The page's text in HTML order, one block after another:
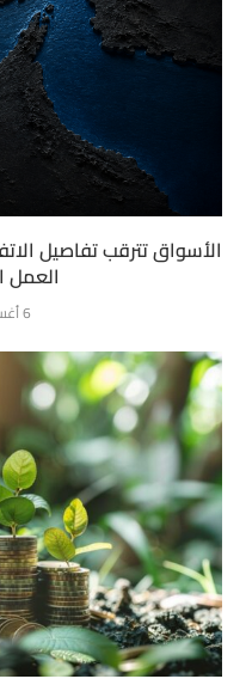
الأسواق تترقب تفاصيل
العمل
6 أغسطس، 2026